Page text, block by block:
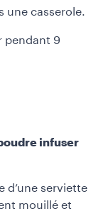
une casserole.
pendant 9
infuser
d’une serviette
mouillé et